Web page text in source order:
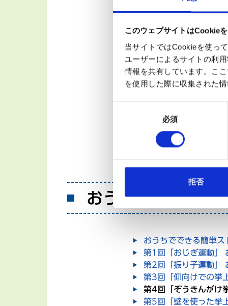
このウェブサイトはCookie
当サイトではCookieを使っ
ユーザーによるサイトの利
情報を共有しています。こ
を使用した際に収集された
必須
拒否
お気に入りの運動を
です。ご自身の体調
おうちでできる簡
おうちでできる簡単
第1回「おじぎ運動」
第2回「振り子運動」
第3回「仰向けでの挙
第4回「ぞうきんがけ
第5回「壁を使った挙